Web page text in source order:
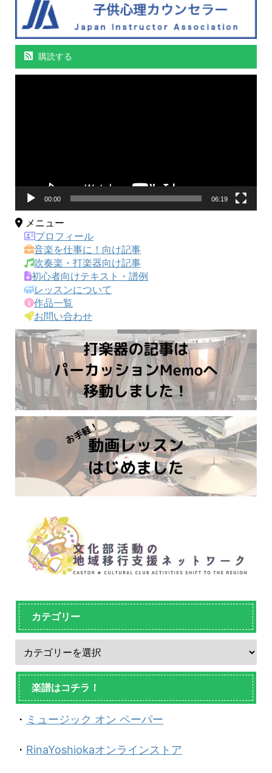
購読する
00:00 06:19
メニュー
プロフィール
音楽を仕事に！向け記事
吹奏楽・打楽器向け記事
初心者向けテキスト・譜例
レッスンについて
作品一覧
お問い合わせ
カテゴリー
楽譜はコチラ！
・ ミュージック オン ペーパー
・ RinaYoshiokaオンラインストア